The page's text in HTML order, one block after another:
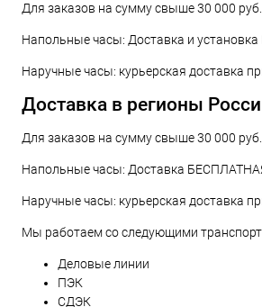
Для заказов на сумму свыше 30 000
Напольные часы: Доставка и
Наручные часы: курьерская доставка
Доставка в регионы
Для заказов на сумму свыше 30 000
Напольные часы: Доставка
Наручные часы: курьерская доставка
Мы работаем со следующими
Деловые линии
ПЭК
СДЭК